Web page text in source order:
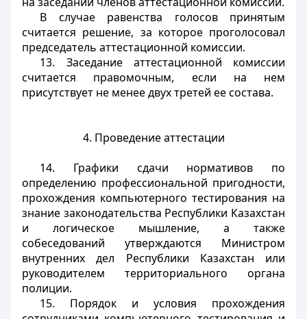
В случае равенства голосов принятым
считается решение, за которое проголосовал
председатель аттестационной комиссии.
13. Заседание аттестационной комиссии
считается правомочным, если на нем
присутствует не менее двух третей ее состава.
4. Проведение аттестации
14. Графики сдачи нормативов по
определению профессиональной пригодности,
прохождения компьютерного тестирования на
знание законодательства Республики Казахстан
и логическое мышление, а также
собеседований утверждаются Министром
внутренних дел Республики Казахстан или
руководителем территориального органа
полиции.
15. Порядок и условия прохождения